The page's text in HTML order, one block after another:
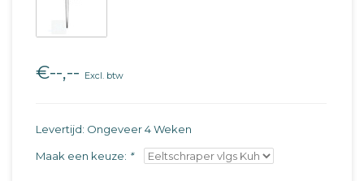
€--,-- Excl. btw
Levertijd: Ongeveer 4 Weken
Maak een keuze: *